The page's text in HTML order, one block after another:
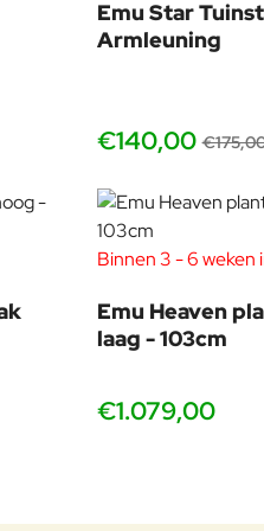
tot in detail? Voeg dan
en aanverwante items
lijnen, kleuren en
echt ervaren. De finesse
Emu Star
Armleuning
€140,00
Binnen 3 - 6 weken
Emu Heaven
laag - 103cm
€1.079,00